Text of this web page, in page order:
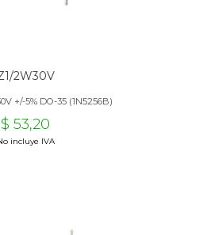
2W30V
+/-5% DO-35 (1N5256B)
$ 53,20
incluye IVA